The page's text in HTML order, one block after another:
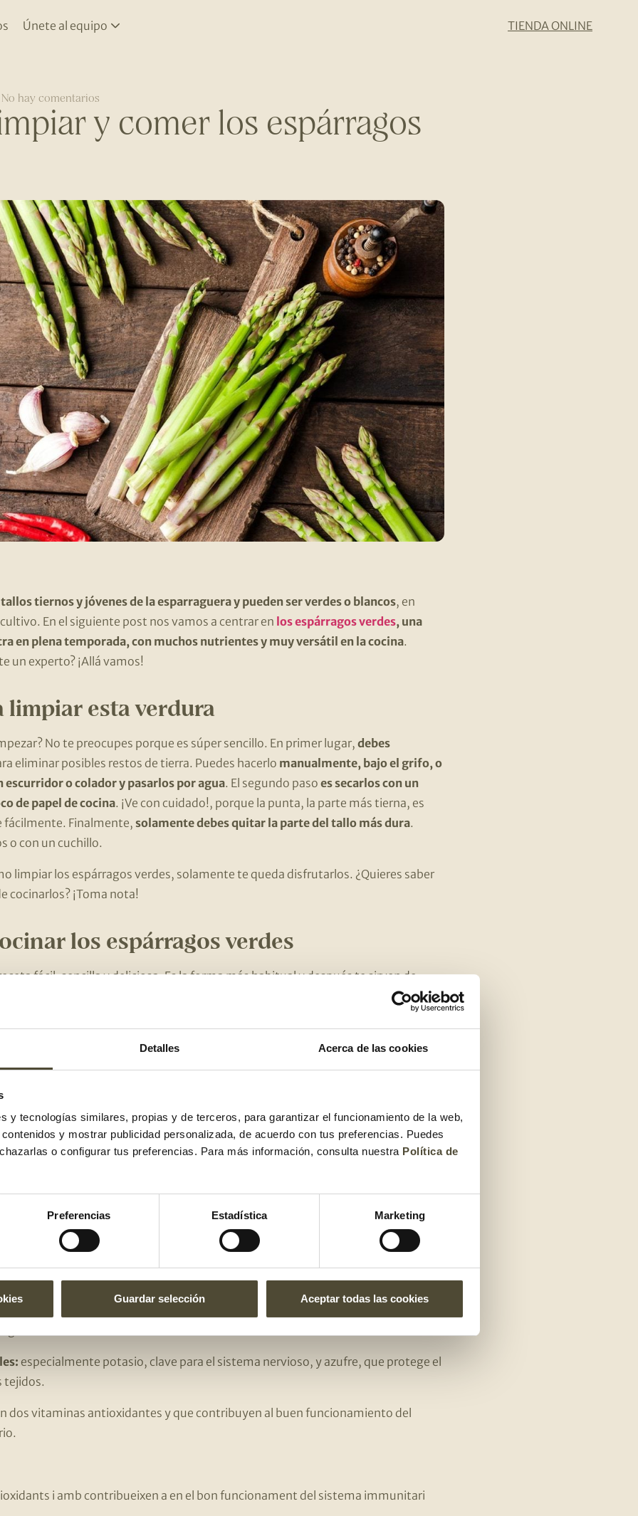
Detalles Acerca de las cookies
y tecnologías similares, propias y de terceros, para garantizar el funcionamiento de la web,
y mostrar publicidad personalizada, de acuerdo con tus preferencias. Puedes
o configurar tus preferencias. Para más información, consulta nuestra Política de
Preferencias Estadística Marketing
Guardar selección Aceptar todas las cookies
Únete al equipo TIENDA ONLINE
No hay comentarios
y comer los espárragos
tiernos y jóvenes de la esparraguera y pueden ser verdes o blancos, en
En el siguiente post nos vamos a centrar en los espárragos verdes, una
en plena temporada, con muchos nutrientes y muy versátil en la cocina.
un experto? ¡Allá vamos!
limpiar esta verdura
No te preocupes porque es súper sencillo. En primer lugar, debes
eliminar posibles restos de tierra. Puedes hacerlo manualmente, bajo el grifo, o
escurridor o colador y pasarlos por agua. El segundo paso es secarlos con un
de papel de cocina. ¡Ve con cuidado!, porque la punta, la parte más tierna, es
fácilmente. Finalmente, solamente debes quitar la parte del tallo más dura.
o con un cuchillo.
limpiar los espárragos verdes, solamente te queda disfrutarlos. ¿Quieres saber
cocinarlos? ¡Toma nota!
los espárragos verdes
fácil, sencilla y deliciosa. Es la forma más habitual y después te sirven de
con un poco de ajo o con un revuelto de huevos o en forma de quiche o de tortilla
¡Una delicia!
con patata hervida también lo puedes hacer con los espárragos verdes.
preparar una crema. ¿Lo habías pensado?
son una verduramuy versátil pues ¡puedes prepararla de mil formas distintitas!
de este tipo de espárragos
te estarás preguntando cuáles son las propiedades de los espárragos verdes.
Contienen una elevada cantidad de agua.
especialmente potasio, clave para el sistema nervioso, y azufre, que protege el
tejidos.
dos vitaminas antioxidantes y que contribuyen al buen funcionamiento del
i amb contribueixen a en el bon funcionament del sistema immunitari